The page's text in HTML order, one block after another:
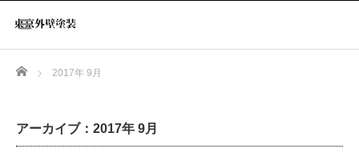
Home 2017年 9月
アーカイブ：2017年 9月